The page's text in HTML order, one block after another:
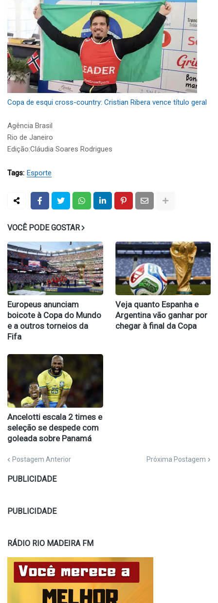
Copa de esqui cross-country: Cristian Ribera vence título geral
Agência Brasil
Rio de Janeiro
Edição:Cláudia Soares Rodrigues
Tags: Esporte
VOCÊ PODE GOSTAR
Europeus anunciam
boicote à Copa do Mundo
e a outros torneios da
Fifa
Veja quanto Espanha e
Argentina vão ganhar por
chegar à final da Copa
Ancelotti escala 2 times e
seleção se despede com
goleada sobre Panamá
Postagem Anterior Próxima Postagem
PUBLICIDADE
PUBLICIDADE
RÁDIO RIO MADEIRA FM